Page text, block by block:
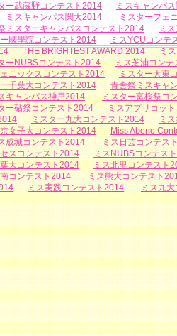
ー武蔵野コンテスト2014
ミスキャンパ
ミスキャンパス関大2014
ミスターフェ
ミスターキャンパスコンテスト2014
ミ
國學院コンテスト2014
ミスYCUコンテ
THE BRIGHTEST AWARD 2014
ミ
ーNUBSコンテスト2014
ミス芝浦コンテ
ニックスコンテスト2014
ミスター大東
千葉大コンテスト2014
青舎祭ミスキャ
キャンパス神戸2014
ミスター富桜祭コ
ー砧祭コンテスト2014
ミスアプリコッ
ミスター九大コンテスト2014
ミ
女子大コンテスト2014
Miss Abeno
成城コンテスト2014
ミス日芸コンテス
スコンテスト2014
ミスNUBSコンテス
大コンテスト2014
ミス北里コンテスト
コンテスト2014
ミス熊大コンテスト
ミス実践コンテスト2014 ミス九